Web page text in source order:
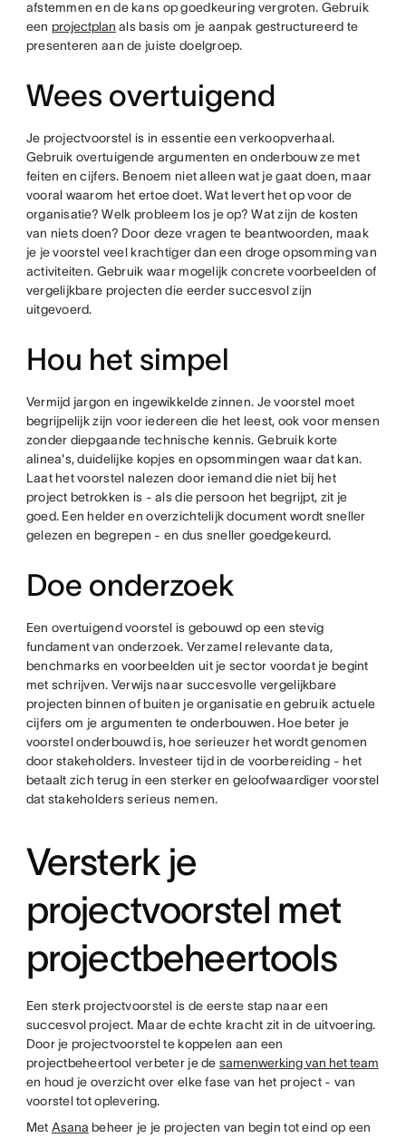
afstemmen en de kans op goedkeuring vergroten. Gebruik
een projectplan als basis om je aanpak gestructureerd te
presenteren aan de juiste doelgroep.
Wees overtuigend
Je projectvoorstel is in essentie een verkoopverhaal.
Gebruik overtuigende argumenten en onderbouw ze met
feiten en cijfers. Benoem niet alleen wat je gaat doen, maar
vooral waarom het ertoe doet. Wat levert het op voor de
organisatie? Welk probleem los je op? Wat zijn de kosten
van niets doen? Door deze vragen te beantwoorden, maak
je je voorstel veel krachtiger dan een droge opsomming van
activiteiten. Gebruik waar mogelijk concrete voorbeelden of
vergelijkbare projecten die eerder succesvol zijn
uitgevoerd.
Hou het simpel
Vermijd jargon en ingewikkelde zinnen. Je voorstel moet
begrijpelijk zijn voor iedereen die het leest, ook voor mensen
zonder diepgaande technische kennis. Gebruik korte
alinea's, duidelijke kopjes en opsommingen waar dat kan.
Laat het voorstel nalezen door iemand die niet bij het
project betrokken is - als die persoon het begrijpt, zit je
goed. Een helder en overzichtelijk document wordt sneller
gelezen en begrepen - en dus sneller goedgekeurd.
Doe onderzoek
Een overtuigend voorstel is gebouwd op een stevig
fundament van onderzoek. Verzamel relevante data,
benchmarks en voorbeelden uit je sector voordat je begint
met schrijven. Verwijs naar succesvolle vergelijkbare
projecten binnen of buiten je organisatie en gebruik actuele
cijfers om je argumenten te onderbouwen. Hoe beter je
voorstel onderbouwd is, hoe serieuzer het wordt genomen
door stakeholders. Investeer tijd in de voorbereiding - het
betaalt zich terug in een sterker en geloofwaardiger voorstel
dat stakeholders serieus nemen.
Versterk je
projectvoorstel met
projectbeheertools
Een sterk projectvoorstel is de eerste stap naar een
succesvol project. Maar de echte kracht zit in de uitvoering.
Door je projectvoorstel te koppelen aan een
projectbeheertool verbeter je de samenwerking van het team
en houd je overzicht over elke fase van het project - van
voorstel tot oplevering.
Met Asana beheer je je projecten van begin tot eind op een